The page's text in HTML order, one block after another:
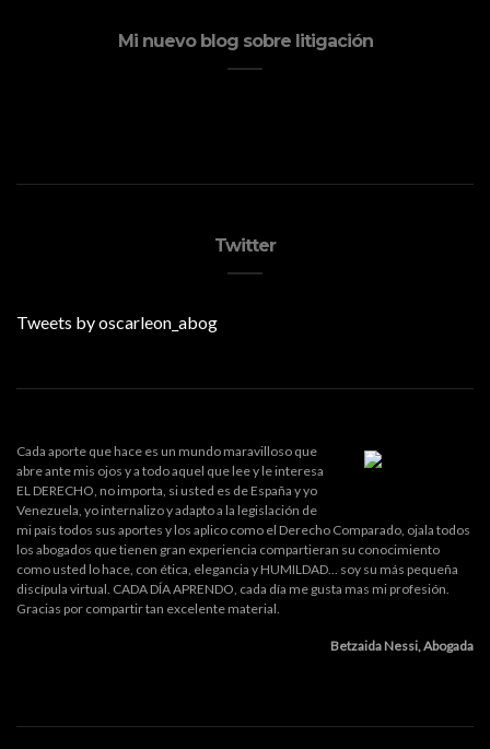
Mi nuevo blog sobre litigación
Twitter
Tweets by oscarleon_abog
Cada aporte que hace es un mundo maravilloso que
abre ante mis ojos y a todo aquel que lee y le interesa
EL DERECHO, no importa, si usted es de España y yo
Venezuela, yo internalizo y adapto a la legislación de
mi país todos sus aportes y los aplico como el Derecho Comparado, ojala todos
los abogados que tienen gran experiencia compartieran su conocimiento
como usted lo hace, con ética, elegancia y HUMILDAD... soy su más pequeña
discípula virtual. CADA DÍA APRENDO, cada día me gusta mas mi profesión.
Gracias por compartir tan excelente material.
Betzaida Nessi, Abogada